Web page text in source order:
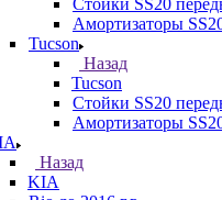
Стойки SS20
Амортизаторы
Tucson
Назад
Tucson
Стойки SS20
Амортизаторы
Назад
KIA